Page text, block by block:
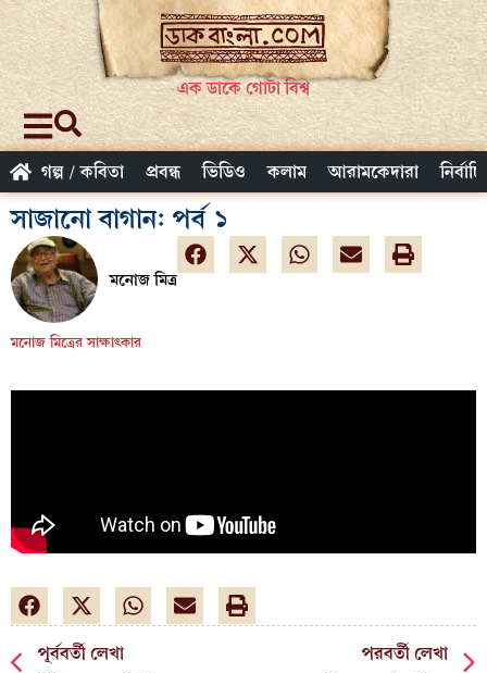
এক ডাকে গোটা বিশ্ব
গল্প / কবিতা প্রবন্ধ ভিডিও কলাম আরামকেদারা
সাজানো বাগান: পর্ব ১
মনোজ মিত্র
মনোজ মিত্রের সাক্ষাৎকার
পূর্ববর্তী লেখা পরবর্তী লেখা